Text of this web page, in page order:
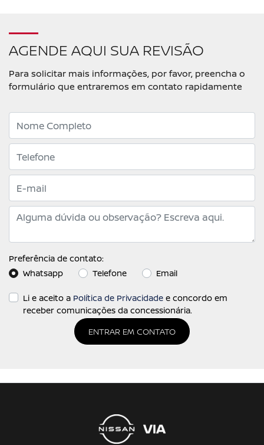
AGENDE AQUI SUA REVISÃO
Para solicitar mais informações, por favor, preencha o
formulário que entraremos em contato rapidamente
Preferência de contato:
Whatsapp
Telefone Email
Li e aceito a Política de Privacidade e concordo em
receber comunicações da concessionária.
ENTRAR EM CONTATO